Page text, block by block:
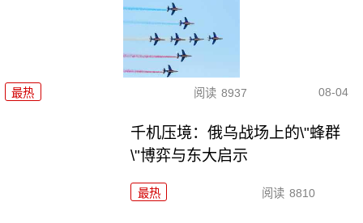
最热 阅读 8937 08-04
千机压境：俄乌战场上的\"蜂群
\"博弈与东大启示
最热 阅读 8810